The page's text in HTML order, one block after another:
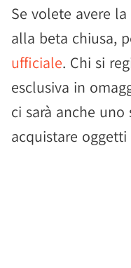
Se volete avere
alla beta chiusa,
ufficiale. Chi si
esclusiva in
ci sarà anche
acquistare